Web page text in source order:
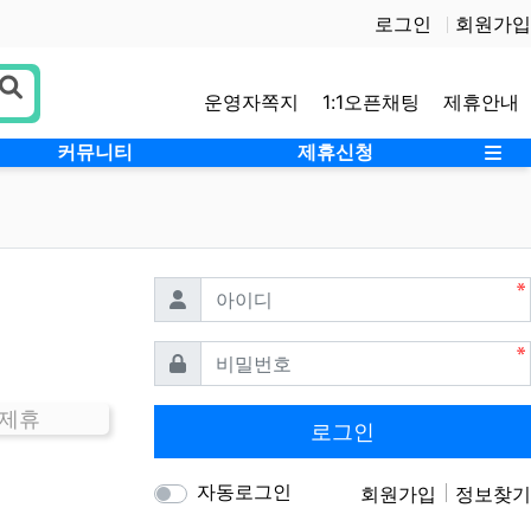
로그인 회원가입
운영자쪽지 1:1오픈채팅 제휴안내
커뮤니티 제휴신청 사
휴
아이디 필수
비밀번호필수
로그인
자동로그인 회원가입 정보찾기